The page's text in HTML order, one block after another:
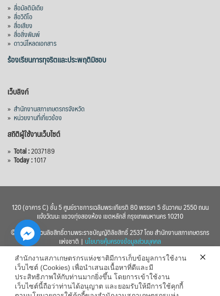
» สื่อมัลติมีเดีย
» สื่อวิดีโอ
» สื่อเสียง
» สื่อสิ่งพิมพ์
» ดาวน์โหลดเอกสาร
ร้องเรียนการทุจริตและประพฤติมิชอบ
เว็บลิงก์
» สำนักงานสภาเกษตรกรจังหวัด
» หน่วยงานที่เกี่ยวข้อง
สถิติผู้ใช้งานเว็บไซต์
» Total :2037189
» Today :1017
120 (อาคาร C) ชั้น 5 ศูนย์ราชการเฉลิมพระเกียรติ 80 พรรษา 5 ธันวาคม 2550 ถนน
แจ้งวัฒนะ แขวงทุ่งสองห้อง เขตหลักสี่ กรุงเทพมหานคร 10210
© 2560 สงวนลิขสิทธิ์ตามพระราชบัญญัติลิขสิทธิ์ 2537 โดย สำนักงานสภาเกษตรกร
แห่งชาติ | นโยบายคุ้มครองข้อมูลส่วนบุคคล
สำนักงานสภาเกษตรกรแห่งชาติมีการเก็บข้อมูลการใช้งาน
เว็บไซต์ (Cookies) เพื่อนำเสนอเนื้อหาที่ดีและมี
ประสิทธิภาพให้กับท่านมากยิ่งขึ้น โดยการเข้าใช้งาน
เว็บไซต์นี้ถือว่าท่านได้อนุญาต และยอมรับให้มีการใช้คุกกี้